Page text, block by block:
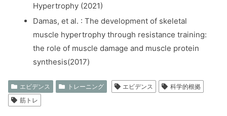
Hypertrophy (2021)
Damas, et al. : The development of skeletal
muscle hypertrophy through resistance training:
the role of muscle damage and muscle protein
synthesis(2017)
エビデンス トレーニング エビデンス
科学的根拠
筋トレ